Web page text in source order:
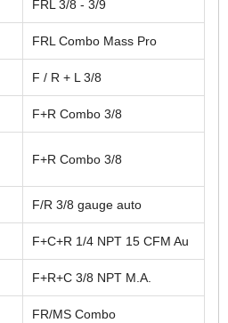
FRL 3/8 - 3/9
FRL Combo Mass Pro
F / R + L 3/8
F+R Combo 3/8
F+R Combo 3/8
F/R 3/8 gauge auto
F+C+R 1/4 NPT 15 CFM Au
F+R+C 3/8 NPT M.A.
FR/MS Combo